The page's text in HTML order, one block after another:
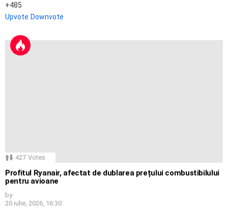
485
Upvote Downvote
427 Votes
Profitul Ryanair, afectat de dublarea prețului combustibilului
pentru avioane
by
20 iulie, 2026, 16:30